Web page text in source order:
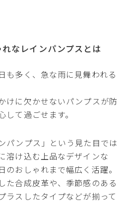
なレインパンプスとは
も多く、急な雨に見舞われる
けに欠かせないパンプスが防
て過ごせます。
パンプス」という見た目では
溶け込む上品なデザインな
のおしゃれまで幅広く活躍。
た合成皮革や、季節感のある
ラスしたタイプなどが揃って